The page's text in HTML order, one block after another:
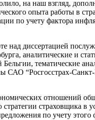
на наш взгляд,
опыта работы в
по учету фактора
над диссертацией
аналитические и
тематические
САО “Росгосстрах-
отношений
страховщика в
по учету этого